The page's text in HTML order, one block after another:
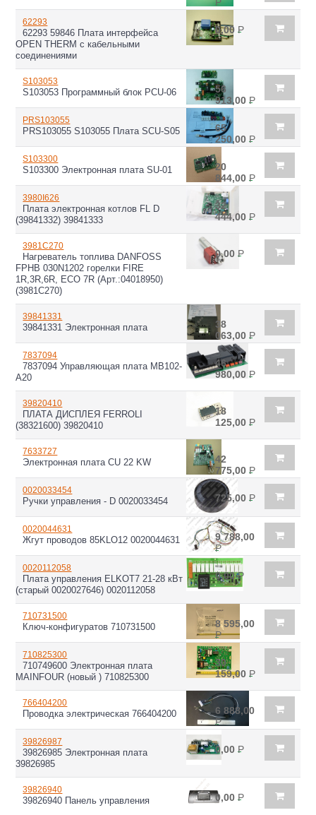
62293
62293 59846 Плата интерфейса
OPEN THERM с кабельными
соединениями
0,00 Р
S103053
S103053 Программный блок PCU-06
56
913,00 Р
PRS103055
PRS103055 S103055 Плата SCU-S05
65
250,00 Р
S103300
S103300 Электронная плата SU-01
20
844,00 Р
3980I626
Плата электронная котлов FL D
(39841332) 39841333
32
444,00 Р
3981C270
Нагреватель топлива DANFOSS
FPHB 030N1202 горелки FIRE
1R,3R,6R, ECO 7R (Арт.:04018950)
(3981C270)
0,00 Р
39841331
39841331 Электронная плата
38
063,00 Р
7837094
7837094 Управляющая плата MB102-
A20
46
980,00 Р
39820410
ПЛАТА ДИСПЛЕЯ FERROLI
(38321600) 39820410
18
125,00 Р
7633727
Электронная плата CU 22 KW
42
775,00 Р
0020033454
Ручки управления - D 0020033454 725,00 Р
0020044631
Жгут проводов 85KLO12 0020044631
9 788,00
Р
0020112058
Плата управления ELKOT7 21-28 кВт
(старый 0020027646) 0020112058
0,00Р
710731500
Ключ-конфигуратов 710731500
8 595,00
Р
710825300
710749600 Электронная плата
MAINFOUR (новый ) 710825300
30
159,00 Р
766404200
Проводка электрическая 766404200
6 888,00
Р
39826987
39826985 Электронная плата
39826985
0,00 Р
39826940
39826940 Панель управления 0,00 Р